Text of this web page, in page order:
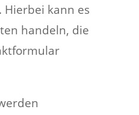
kann es
handeln, die